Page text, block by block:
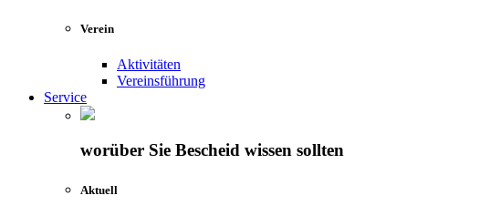
Verein
Aktivitäten
Vereinsführung
Service
worüber Sie Bescheid wissen sollten
Aktuell